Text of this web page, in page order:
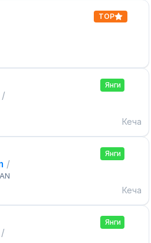
TOP
/
Янги
Кеча
/
Янги
Кеча
/
Янги